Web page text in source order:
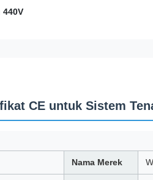
440V
CE untuk Sistem
Nama Merek